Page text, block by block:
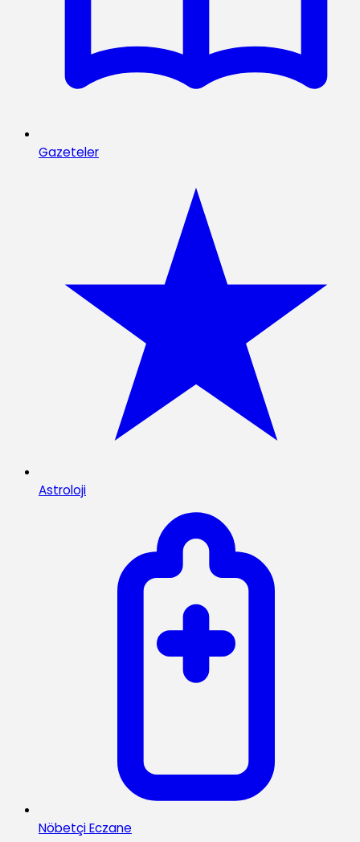
Gazeteler
Astroloji
Nöbetçi Eczane